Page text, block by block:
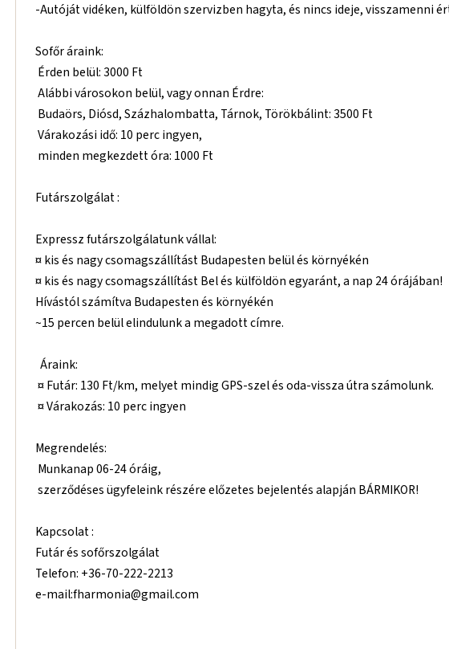
-Autóját vidéken, külföldön szervizben hagyta, és nincs ideje, visszamenni
Sofőr áraink:
Érden belül: 3000 Ft
Alábbi városokon belül, vagy onnan Érdre:
Budaörs, Diósd, Százhalombatta, Tárnok, Törökbálint: 3500 Ft
Várakozási idő: 10 perc ingyen,
minden megkezdett óra: 1000 Ft
Futárszolgálat :
Expressz futárszolgálatunk vállal:
¤ kis és nagy csomagszállítást Budapesten belül és környékén
¤ kis és nagy csomagszállítást Bel és külföldön egyaránt, a nap 24 órájában!
Hívástól számítva Budapesten és környékén
~15 percen belül elindulunk a megadott címre.
Áraink:
¤ Futár: 130 Ft/km, melyet mindig GPS-szel és oda-vissza útra számolunk.
¤ Várakozás: 10 perc ingyen
Megrendelés:
Munkanap 06-24 óráig,
szerződéses ügyfeleink részére előzetes bejelentés alapján BÁRMIKOR!
Kapcsolat :
Futár és sofőrszolgálat
Telefon: +36-70-222-2213
e-mail:fharmonia@gmail.com